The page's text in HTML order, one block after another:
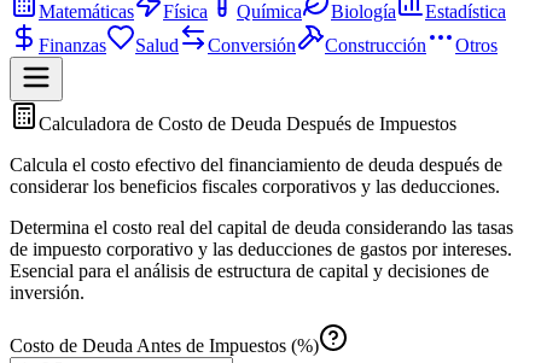
Matemáticas
Física Química Biología
Estadística
Finanzas
Salud Conversión Construcción Otros
Calculadora de Costo de Deuda Después de Impuestos
Calcula el costo efectivo del financiamiento de deuda después de
considerar los beneficios fiscales corporativos y las deducciones.
Determina el costo real del capital de deuda considerando las tasas
de impuesto corporativo y las deducciones de gastos por intereses.
Esencial para el análisis de estructura de capital y decisiones de
inversión.
Costo de Deuda Antes de Impuestos (%)